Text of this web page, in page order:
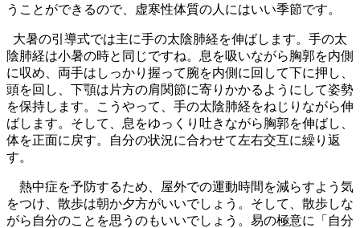
うことができるので、虚寒性体質の人にはいい季節です。
大暑の引導式では主に手の太陰肺経を伸ばします。手の太
陰肺経は小暑の時と同じですね。息を吸いながら胸郭を内側
に収め、両手はしっかり握って腕を内側に回して下に押し、
頭を回し、下顎は片方の肩関節に寄りかかるようにして姿勢
を保持します。こうやって、手の太陰肺経をねじりながら伸
ばします。そして、息をゆっくり吐きながら胸郭を伸ばし、
体を正面に戻す。自分の状況に合わせて左右交互に繰り返
す。
熱中症を予防するため、屋外での運動時間を減らすよう気
をつけ、散歩は朝か夕方がいいでしょう。そして、散歩しな
がら自分のことを思うのもいいでしょう。易の極意に「自分